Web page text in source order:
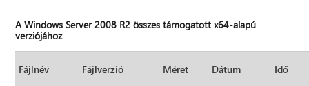
A Windows Server 2008 R2 összes támogatott x64-alapú
verziójához
Fájlnév Fájlverzió Méret Dátum Idő